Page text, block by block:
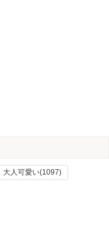
大人可愛い(1097)